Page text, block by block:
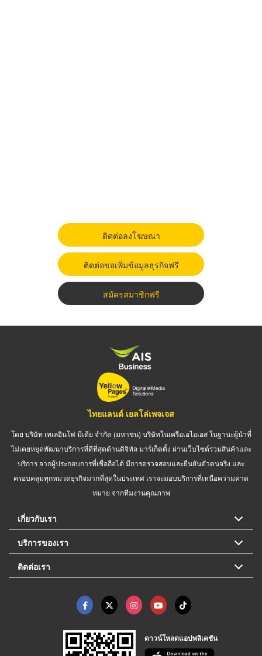
ติดต่อลงโฆษณา
ติดต่อขอเพิ่มข้อมูลธุรกิจฟรี
สมัครสมาชิกฟรี
ไทยแลนด์ เยลโล่เพจเจส
โดย บริษัท เทเลอินโฟ มีเดีย จำกัด (มหาชน) บริษัทในเครือเอไอเอส ในฐานะผู้นำที่
ไม่เคยหยุดพัฒนาบริการที่ดีที่สุดด้านดิจิทัล มาร์เก็ตติ้ง ผ่านเว็บไซต์รวมสินค้าและ
บริการ จากผู้ประกอบการที่เชื่อถือได้ มีการตรวจสอบและยืนยันตัวตนจริง และ
ครอบคลุมทุกหมวดธุรกิจมากที่สุดในประเทศ เราจะมอบบริการที่เหนือความคาด
หมาย จากทีมงานคุณภาพ
เกี่ยวกับเรา
บริการของเรา
ติดต่อเรา
ดาวน์โหลดแอปพลิเคชัน